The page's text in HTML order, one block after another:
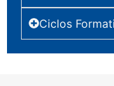
Ciclos